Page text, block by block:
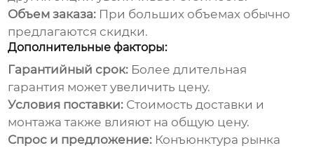
Объем заказа: При больших объемах обычно
предлагаются скидки.
Дополнительные факторы:
Гарантийный срок: Более длительная
гарантия может увеличить цену.
Условия поставки: Стоимость доставки и
монтажа также влияют на общую цену.
Спрос и предложение: Конъюнктура рынка